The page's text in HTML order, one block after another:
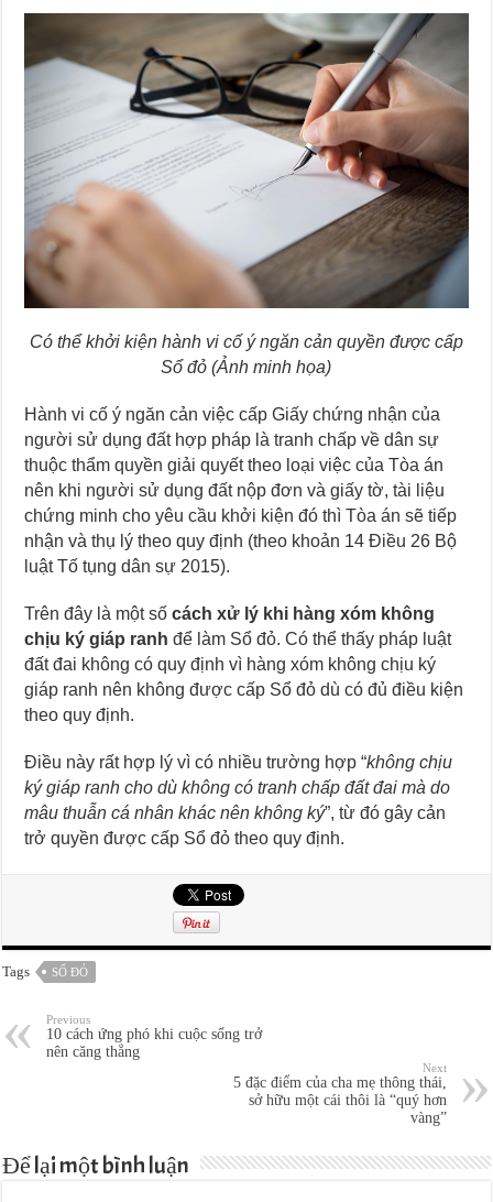
Có thể khởi kiện hành vi cố ý ngăn cản quyền được cấp
Sổ đỏ (Ảnh minh họa)
Hành vi cố ý ngăn cản việc cấp Giấy chứng nhận của
người sử dụng đất hợp pháp là tranh chấp về dân sự
thuộc thẩm quyền giải quyết theo loại việc của Tòa án
nên khi người sử dụng đất nộp đơn và giấy tờ, tài liệu
chứng minh cho yêu cầu khởi kiện đó thì Tòa án sẽ tiếp
nhận và thụ lý theo quy định (theo khoản 14 Điều 26 Bộ
luật Tố tụng dân sự 2015).
Trên đây là một sốcách xử lý khi hàng xóm không
chịu ký giáp ranh để làm Sổ đỏ. Có thể thấy pháp luật
đất đai không có quy định vì hàng xóm không chịu ký
giáp ranh nên không được cấp Sổ đỏ dù có đủ điều kiện
theo quy định.
Điều này rất hợp lý vì có nhiều trường hợp “không chịu
ký giáp ranh cho dù không có tranh chấp đất đai mà do
mâu thuẫn cá nhân khác nên không ký”, từ đó gây cản
trở quyền được cấp Sổ đỏ theo quy định.
Tags SỔ ĐỎ
Previous
10 cách ứng phó khi cuộc sống trở
nên căng thẳng
Next
5 đặc điểm của cha mẹ thông thái,
sở hữu một cái thôi là “quý hơn
vàng”
Để lại một bình luận